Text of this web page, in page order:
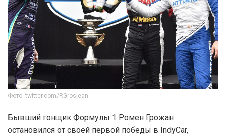
Фото: twitter.com/RGrosjean
Бывший гонщик Формулы 1 Ромен Грожан
остановился от своей первой победы в IndyCar,